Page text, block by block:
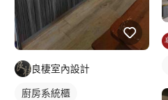
良棲室內設計
廚房系統櫃